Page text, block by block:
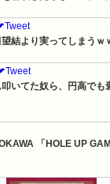
結より実ってしまうｗ
いてた奴ら、円高でも
「HOLE UP